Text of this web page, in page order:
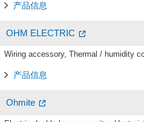
产品信息
OHM ELECTRIC
Wiring accessory, Thermal / humidity
产品信息
Ohmite